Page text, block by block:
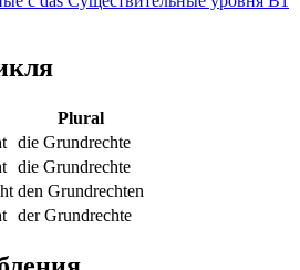
Plural
die Grundrechte
die Grundrechte
den Grundrechten
der Grundrechte